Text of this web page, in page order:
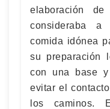
elaboración
consideraba
comida idónea
su preparación
con una base
evitar el
los caminos.